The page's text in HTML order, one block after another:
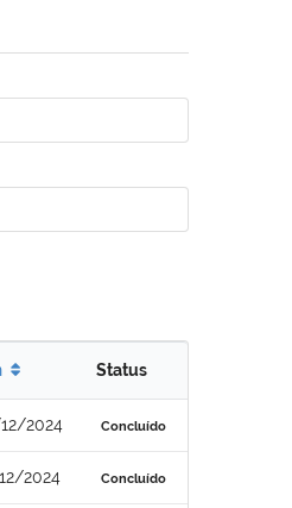
Status
2024 Concluído
2024 Concluído